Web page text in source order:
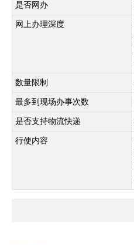
是否网办
网上办理深度
数量限制
最多到现场办事次数
是否支持物流快递
行使内容